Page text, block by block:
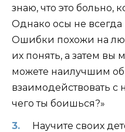
знаю, что это больно,
Однако осы не всегда
Ошибки похожи на
их понять, а затем вы
можете наилучшим
взаимодействовать
чего ты боишься?»
Научите своих